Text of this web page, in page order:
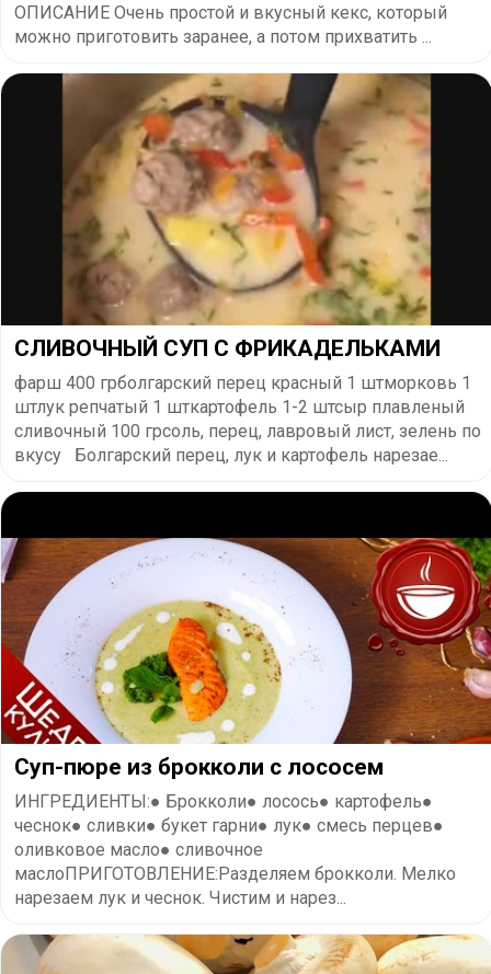
ОПИСАНИЕ Очень простой и вкусный кекс, который
можно приготовить заранее, а потом прихватить ...
СЛИВОЧНЫЙ СУП С ФРИКАДЕЛЬКАМИ
фарш 400 грболгарский перец красный 1 штморковь 1
штлук репчатый 1 шткартофель 1-2 штсыр плавленый
сливочный 100 грсоль, перец, лавровый лист, зелень по
вкусу⠀Болгарский перец, лук и картофель нарезае...
Суп-пюре из брокколи с лососем
ИНГРЕДИЕНТЫ:● Брокколи● лосось● картофель●
чеснок● сливки● букет гарни● лук● смесь перцев●
оливковое масло● сливочное
маслоПРИГОТОВЛЕНИЕ:Разделяем брокколи. Мелко
нарезаем лук и чеснок. Чистим и нарез...